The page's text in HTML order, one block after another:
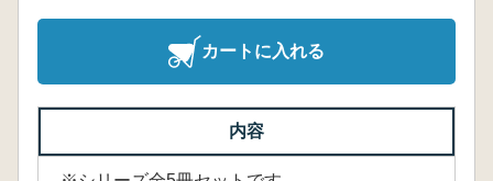
カートに入れる
内容